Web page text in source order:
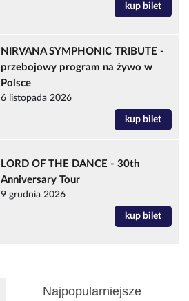
kup bilet
NIRVANA SYMPHONIC TRIBUTE -
przebojowy program na żywo w
Polsce
6 listopada 2026
kup bilet
LORD OF THE DANCE - 30th
Anniversary Tour
9 grudnia 2026
kup bilet
Najpopularniejsze